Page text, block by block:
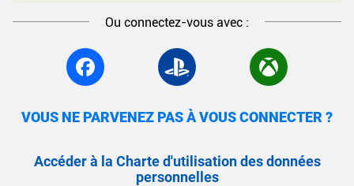
Ou connectez-vous avec :
VOUS NE PARVENEZ PAS À VOUS CONNECTER ?
Accéder à la Charte d'utilisation des données
personnelles